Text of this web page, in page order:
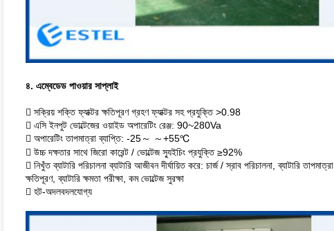
৪. এম্বেডেড পাওয়ার সাপ্লাই
 সক্রিয় শক্তি ফ্যাক্টর ক্ষতিপূরণ গ্রহণফ্যাক্টর সহ প্রযুক্তি>0.98
 এসি ইনপুট ভোল্টেজের ওয়াইড অপারেটিং রেঞ্জ: 90~280Va
 অপারেটিং তাপমাত্রা ব্যাপ্তি: -25～ ～+55℃
 উচ্চ দক্ষতার সাথে জিরো কারেন্ট / ভোল্টেজ স্যুইচিং প্রযুক্তি≥92%
 নিখুঁত ব্যাটারি পরিচালনা ব্যাটারি আজীবন দীর্ঘায়িত করে: চার্জ / স্রাব পরিচালনা, ব্যাটারি তাপমাত্রা
ক্ষতিপূরণ, ব্যাটারি ক্ষমতা পরীক্ষা, কম ভোল্টেজসুরক্ষা
 হট-অদলবদলযোগ্য